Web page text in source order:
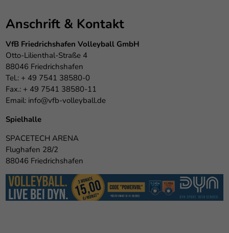
Anschrift & Kontakt
VfB Friedrichshafen Volleyball GmbH
Otto-Lilienthal-Straße 4
88046 Friedrichshafen
Tel.: + 49 7541 38580-0
Fax.: + 49 7541 38580-11
Email: info@vfb-volleyball.de
Spielhalle
SPACETECH ARENA
Flughafen 28/2
88046 Friedrichshafen